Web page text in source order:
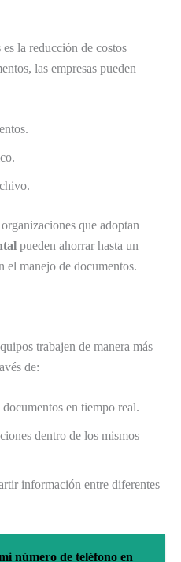
es la reducción de costos
las empresas pueden
que adoptan
pueden ahorrar hasta un
el manejo de documentos.
trabajen de manera más
de:
en tiempo real.
dentro de los mismos
información entre diferentes
número de teléfono en